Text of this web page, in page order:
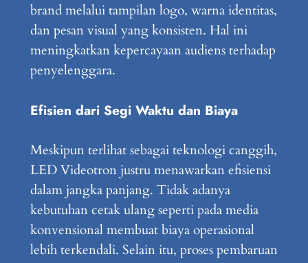
brand melalui tampilan logo, warna identitas,
dan pesan visual yang konsisten. Hal ini
meningkatkan kepercayaan audiens terhadap
penyelenggara.
Efisien dari Segi Waktu dan Biaya
Meskipun terlihat sebagai teknologi canggih,
LED Videotron justru menawarkan efisiensi
dalam jangka panjang. Tidak adanya
kebutuhan cetak ulang seperti pada media
konvensional membuat biaya operasional
lebih terkendali. Selain itu, proses pembaruan